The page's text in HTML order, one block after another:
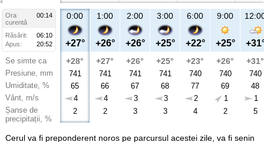
Ora
00:14
curentă
Răsărit:
06:10
Apus:
20:52
Se simte ca
Presiune, mm
Umiditate, %
Vânt, m/s
Șanse de
precipitații, %
0:00
+27°
+28°
741
65
4
2
1:00
+26°
+27°
741
66
4
2
2:00
+26°
+26°
741
67
3
3
3:00
+25°
+25°
741
68
3
3
6:00
+22°
+23°
740
77
2
4
9:00
+25°
+26°
740
69
1
2
+31°
740
48
1
5
Cerul va fi preponderent noros pe parcursul acestei zile, va fi senin